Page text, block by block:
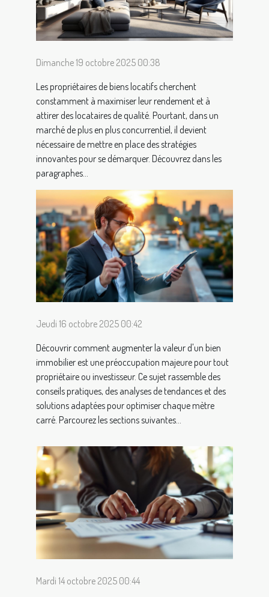
Dimanche 19 octobre 2025 00:38
Les propriétaires de biens locatifs cherchent
constamment à maximiser leur rendement et à
attirer des locataires de qualité. Pourtant, dans un
marché de plus en plus concurrentiel, il devient
nécessaire de mettre en place des stratégies
innovantes pour se démarquer. Découvrez dans les
paragraphes...
Jeudi 16 octobre 2025 00:42
Découvrir comment augmenter la valeur d'un bien
immobilier est une préoccupation majeure pour tout
propriétaire ou investisseur. Ce sujet rassemble des
conseils pratiques, des analyses de tendances et des
solutions adaptées pour optimiser chaque mètre
carré. Parcourez les sections suivantes...
Mardi 14 octobre 2025 00:44